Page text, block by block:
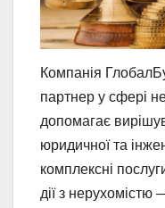
Компанія
партнер у сфері
допомагає
юридичної та
комплексні
дії з нерухомістю